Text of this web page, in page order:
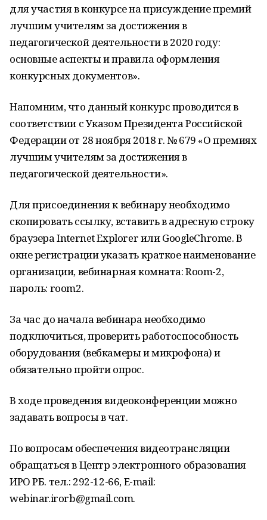
для участия в конкурсе на присуждение премий
лучшим учителям за достижения в
педагогической деятельности в 2020 году:
основные аспекты и правила оформления
конкурсных документов».
Напомним, что данный конкурс проводится в
соответствии с Указом Президента Российской
Федерации от 28 ноября 2018 г. № 679 «О премиях
лучшим учителям за достижения в
педагогической деятельности».
Для присоединения к вебинару необходимо
скопировать ссылку, вставить в адресную строку
браузера Internet Explorer или GoogleChrome. В
окне регистрации указать краткое наименование
организации, вебинарная комната: Room-2,
пароль: room2.
За час до начала вебинара необходимо
подключиться, проверить работоспособность
оборудования (вебкамеры и микрофона) и
обязательно пройти опрос.
В ходе проведения видеоконференции можно
задавать вопросы в чат.
По вопросам обеспечения видеотрансляции
обращаться в Центр электронного образования
ИРО РБ. тел.: 292-12-66, E-mail:
webinar.irorb@gmail.com.